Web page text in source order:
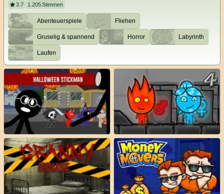
3.7 1.205Stimmen
Abenteuerspiele Fliehen
Gruselig & spannend Horror Labyrinth
Laufen